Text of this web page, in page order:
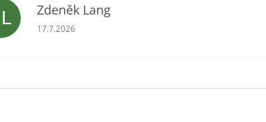
Zdeněk Lang
Hodnocení obchodu je 5 z 5 hvězdiček.
17.7.2026